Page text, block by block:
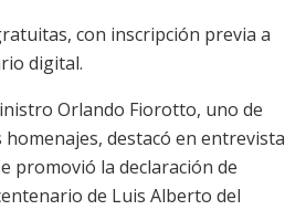
con inscripción previa a
digital.
Orlando Fiorotto, uno de
destacó en entrevista
promovió la declaración de
de Luis Alberto del